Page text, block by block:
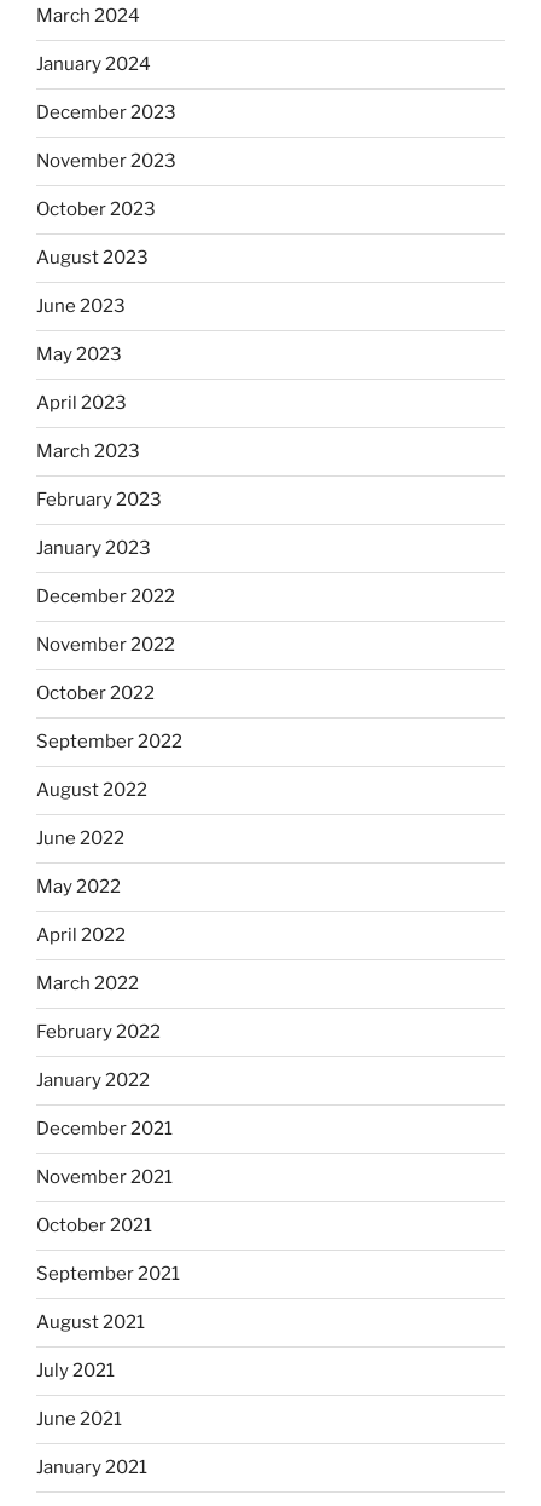
March 2024
January 2024
December 2023
November 2023
October 2023
August 2023
June 2023
May 2023
April 2023
March 2023
February 2023
January 2023
December 2022
November 2022
October 2022
September 2022
August 2022
June 2022
May 2022
April 2022
March 2022
February 2022
January 2022
December 2021
November 2021
October 2021
September 2021
August 2021
July 2021
June 2021
January 2021